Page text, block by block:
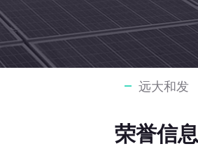
远大和发
荣誉信息